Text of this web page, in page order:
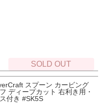
SOLD OUT
スプーン カービング
ディープカット 右利き用・
付き #SK5S